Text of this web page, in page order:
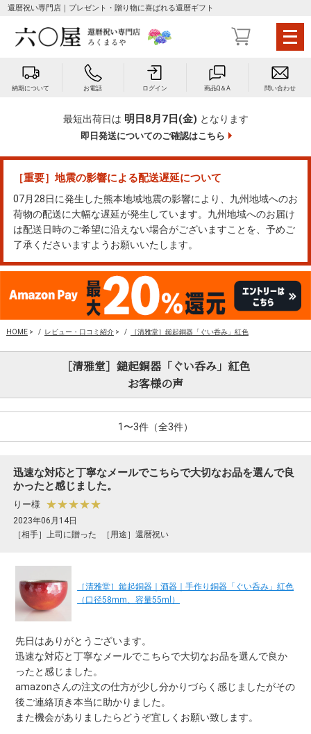
メ
ニ
ー
を
還暦祝い専門店｜プレゼント・贈り物に喜ばれる還暦ギフト
納期について お電話 ログイン 商品Q＆A 問い合わせ
最短出荷日は 明日8月7日(金) となります
即日発送についてのご確認はこちら
［重要］地震の影響による配送遅延について
07月28日に発生した熊本地域地震の影響により、九州地域へのお
荷物の配送に大幅な遅延が発生しています。九州地域へのお届け
は配送日時のご希望に沿えない場合がございますことを、予めご
了承くださいますようお願いいたします。
HOME> レビュー・口コミ紹介> ［清雅堂］鎚起銅器「ぐい呑み」紅色
［清雅堂］鎚起銅器「ぐい呑み」紅色
お客様の声
1〜3件（全3件）
迅速な対応と丁寧なメールでこちらで大切なお品を選んで良
かったと感じました。
りー様 ★★★★★
2023年06月14日
［相手］上司に贈った
［用途］還暦祝い
［清雅堂］鎚起銅器｜酒器｜手作り銅器「ぐい呑み」紅色
（口径58mm、容量55ml）
先日はありがとうございます。
迅速な対応と丁寧なメールでこちらで大切なお品を選んで良か
ったと感じました。
amazonさんの注文の仕方が少し分かりづらく感じましたがその
後ご連絡頂き本当に助かりました。
また機会がありましたらどうぞ宜しくお願い致します。